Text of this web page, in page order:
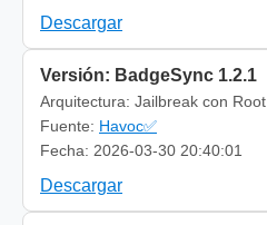
Descargar
Versión: BadgeSync 1.2.1
Arquitectura: Jailbreak con Root
Fuente: Havoc✅
Fecha: 2026-03-30 20:40:01
Descargar